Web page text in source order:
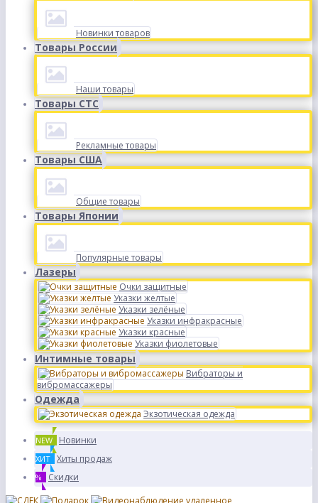
Новинки товаров
Товары России
Наши товары
Товары СТС
Рекламные товары
Товары США
Общие товары
Товары Японии
Популярные товары
Лазеры
Очки защитные
Указки желтые
Указки зелёные
Указки инфракрасные
Указки красные
Указки фиолетовые
Интимные товары
Вибраторы и
вибромассажеры
Одежда
Экзотическая одежда
NEW Новинки
ХИТ Хиты продаж
% Скидки